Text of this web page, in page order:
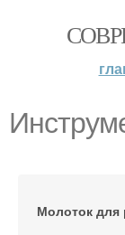
Молоток для